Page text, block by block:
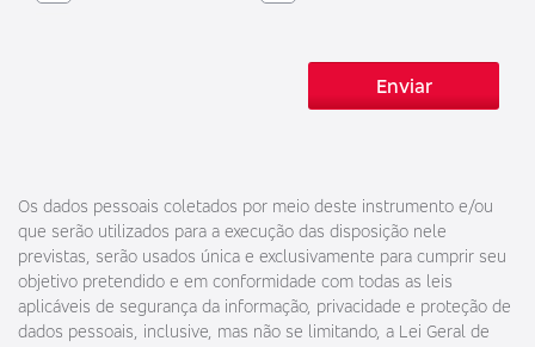
Enviar
Os dados pessoais coletados por meio deste instrumento e/ou
que serão utilizados para a execução das disposição nele
previstas, serão usados única e exclusivamente para cumprir seu
objetivo pretendido e em conformidade com todas as leis
aplicáveis de segurança da informação, privacidade e proteção de
dados pessoais, inclusive, mas não se limitando, a Lei Geral de